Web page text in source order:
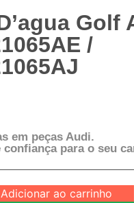
Golf
/
em peças Audi.
confiança para o seu
Adicionar ao carrinho